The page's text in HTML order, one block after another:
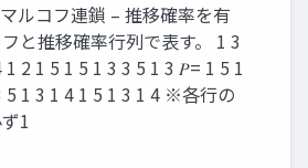
ルコフ連鎖 – 推移確率を有
と推移確率行列で表す。 1 3
1 2 1 5 1 5 1 3 3 5 1 3 𝑃= 1 5 1
5 1 3 1 4 1 5 1 3 1 4 ※各行の
1